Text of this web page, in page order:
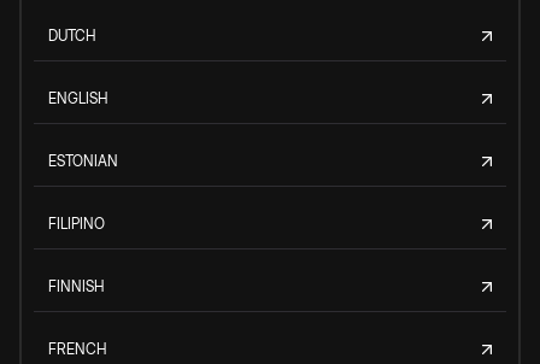
DUTCH
ENGLISH
ESTONIAN
FILIPINO
FINNISH
FRENCH